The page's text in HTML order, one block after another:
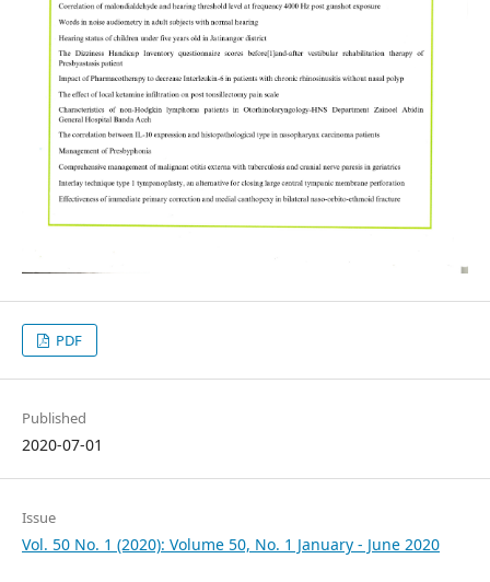
PDF
Published
2020-07-01
Issue
Vol. 50 No. 1 (2020): Volume 50, No. 1 January - June 2020